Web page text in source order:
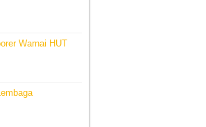
Warnai HUT